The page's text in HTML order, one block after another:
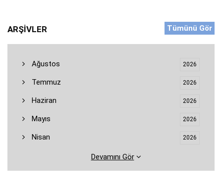
ARŞIVLER Tümünü Gör
Ağustos 2026
Temmuz 2026
Haziran 2026
Mayıs 2026
Nisan 2026
Devamını Gör